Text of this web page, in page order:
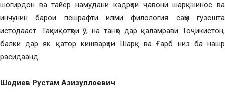
шогирдон ва тайёр намудани кадрҳои ҷавони шарқшинос ва
инчунин барои пешрафти илми филология саҳм гузошта
истодааст. Таҳқиқотҳои ӯ, на танҳо дар қаламрави Тоҷикистон,
балки дар як қатор кишварҳои Шарқ ва Ғарб низ ба нашр
расидаанд.
Шодиев Рустам Азизуллоевич